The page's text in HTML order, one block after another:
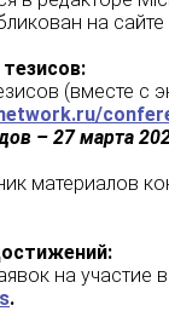
на
(вместе
– 27 марта
материалов
на участие
.